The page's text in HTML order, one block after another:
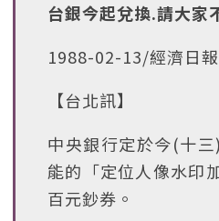
台銀今起兌換.請大家
1988-02-13/經濟日
【台北訊】
中央銀行定於今(十
能的「定位人像水印
百元鈔券。